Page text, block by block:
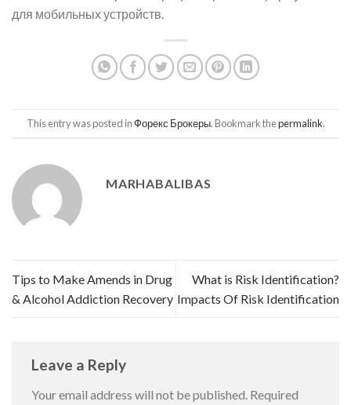
для мобильных устройств.
This entry was posted inФорекс Брокеры. Bookmark thepermalink.
MARHABALIBAS
Tips to Make Amends in Drug
& Alcohol Addiction Recovery
What is Risk Identification?
Impacts Of Risk Identification
Leave a Reply
Your email address will not be published. Required